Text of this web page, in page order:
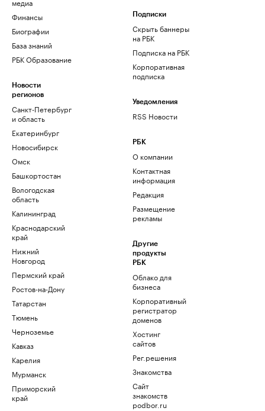
Финансы
Биографии
База знаний
РБК Образование
Новости
регионов
Санкт-Петербург
и область
Екатеринбург
Новосибирск
Омск
Башкортостан
Вологодская
область
Калининград
Краснодарский
край
Нижний
Новгород
Пермский край
Ростов-на-Дону
Татарстан
Тюмень
Черноземье
Кавказ
Карелия
Мурманск
Приморский
край
Подписки
Скрыть баннеры
на РБК
Подписка на РБК
Корпоративная
подписка
Уведомления
RSS Новости
РБК
О компании
Контактная
информация
Редакция
Размещение
рекламы
Другие
продукты
РБК
Облако для
бизнеса
Корпоративный
регистратор
доменов
Хостинг
сайтов
Рег.решения
Знакомства
Сайт
знакомств
podbor.ru